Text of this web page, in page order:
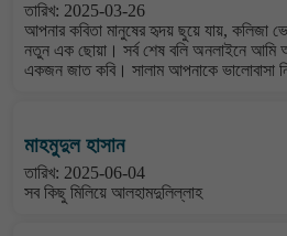
তারিখ: 2025-03-26
আপনার কবিতা মানুষের হৃদয় ছুয়ে যায়, কলিজা
নতুন এক ছোয়া। সর্ব শেষ বলি অনলাইনে
একজন জাত কবি। সালাম আপনাকে ভালোবাসা
মাহমুদুল হাসান
তারিখ: 2025-06-04
সব কিছু মিলিয়ে আলহামদুলিল্লাহ